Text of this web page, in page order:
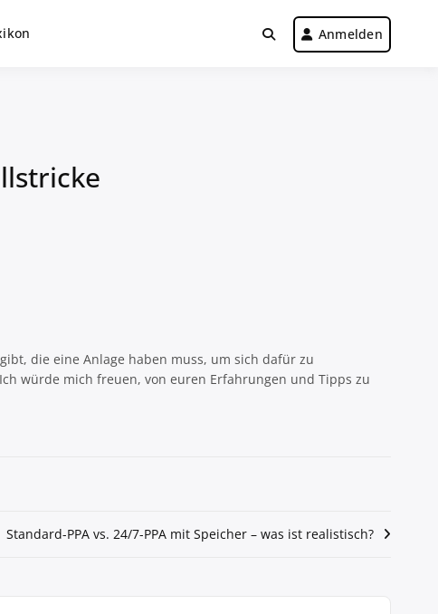
Anmelden
die eine Anlage haben muss, um sich dafür zu
würde mich freuen, von euren Erfahrungen und Tipps zu
Standard-PPA vs. 24/7-PPA mit Speicher – was ist realistisch?